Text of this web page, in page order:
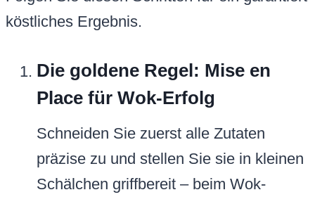
köstliches Ergebnis.
Die goldene Regel: Mise en
Place für Wok-Erfolg
Schneiden Sie zuerst alle Zutaten
präzise zu und stellen Sie sie in kleinen
Schälchen griffbereit – beim Wok-